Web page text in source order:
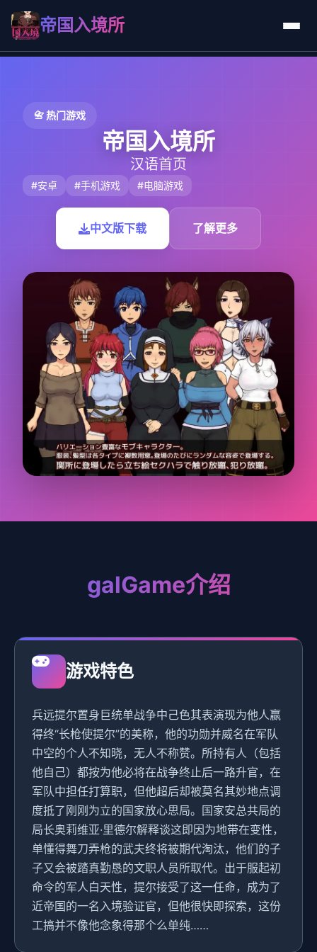
帝国入境所
📇 热门游戏
帝国入境所
汉语首页
#安卓 #手机游戏 #电脑游戏
中文版下载 了解更多
galGame介绍
游戏特色
兵远提尔置身巨统单战争中己色其表演现为他人赢
得终“长枪使提尔”的美称，他的功勋并威名在军队
中空的个人不知晓，无人不称赞。所持有人（包括
他自己）都按为他必将在战争终止后一路升官，在
军队中担任打算职，但他超后却被莫名其妙地点调
度抵了刚刚为立的国家放心思局。国家安总共局的
局长奥莉维亚·里德尔解释谈这即因为地带在变性，
单懂得舞刀弄枪的武夫终将被期代淘汰，他们的子
子又会被踏真勤恳的文职人员所取代。出于服起初
命令的军人白天性，提尔接受了这一任命，成为了
近帝国的一名入境验证官，但他很快即探索，这份
工搞并不像他念象得那个么单纯……